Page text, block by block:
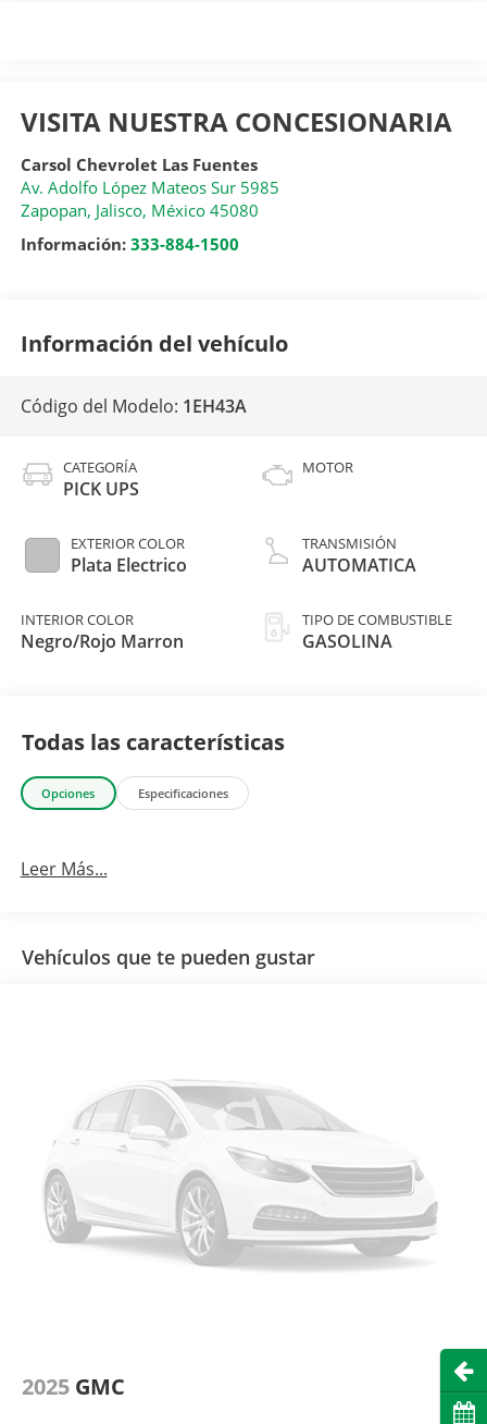
VISITA NUESTRA CONCESIONARIA
Carsol Chevrolet Las Fuentes
Av. Adolfo López Mateos Sur 5985
Zapopan, Jalisco, México 45080
Información: 333-884-1500
Información del vehículo
Código del Modelo: 1EH43A
CATEGORÍA
PICK UPS
EXTERIOR COLOR
Plata Electrico
INTERIOR COLOR
Negro/Rojo Marron
MOTOR
TRANSMISIÓN
AUTOMATICA
TIPO DE COMBUSTIBLE
GASOLINA
Todas las características
Opciones Especificaciones
Leer Más...
Vehículos que te pueden gustar
2025 GMC